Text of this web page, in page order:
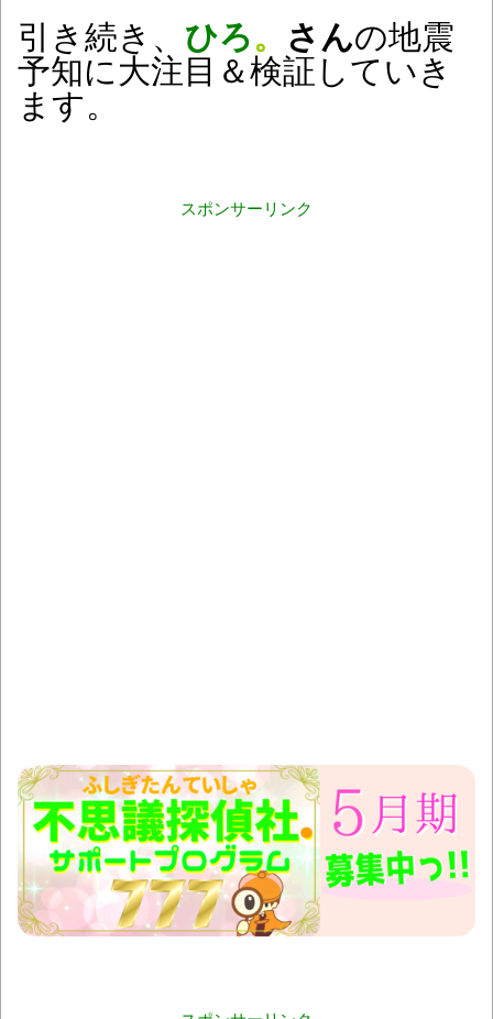
引き続き、 ひろ。 さんの地震
予知に大注目＆検証していき
ます。
スポンサーリンク